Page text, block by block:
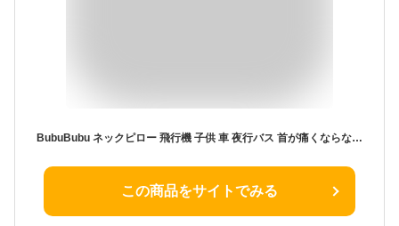
BubuBubu ネックピロー 飛行機 子供 車 夜行バス 首が痛くならない クッション 旅行 フード付き 帽子付き 首枕 エアー 低反発 海外旅行 女性 仮眠 快眠 機内 バス 新幹線 エアーピロー ネッククッション 旅行 出張 昼寝 移動 空気枕 携帯枕 軽量 オフィス 丸洗い 携帯枕 旅行グッズ ストレートネック 誕生日 ギフト プレゼント結婚記念日 女性 男性 母親 妻 (グリーン)
この商品をサイトでみる